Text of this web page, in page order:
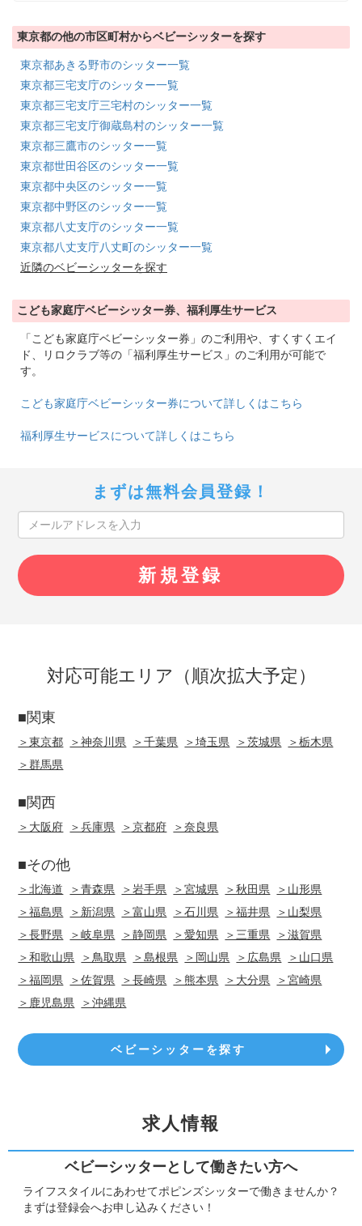
東京都の他の市区町村からベビーシッターを探す
東京都あきる野市のシッター一覧
東京都三宅支庁のシッター一覧
東京都三宅支庁三宅村のシッター一覧
東京都三宅支庁御蔵島村のシッター一覧
東京都三鷹市のシッター一覧
東京都世田谷区のシッター一覧
東京都中央区のシッター一覧
東京都中野区のシッター一覧
東京都八丈支庁のシッター一覧
東京都八丈支庁八丈町のシッター一覧
近隣のベビーシッターを探す
こども家庭庁ベビーシッター券、福利厚生サービス
「こども家庭庁ベビーシッター券」のご利用や、すくすくエイ
ド、リロクラブ等の「福利厚生サービス」のご利用が可能で
す。
こども家庭庁ベビーシッター券について詳しくはこちら
福利厚生サービスについて詳しくはこちら
まずは無料会員登録！
対応可能エリア（順次拡大予定）
■関東
＞東京都 ＞神奈川県 ＞千葉県 ＞埼玉県 ＞茨城県
＞栃木県
＞群馬県
■関西
＞大阪府 ＞兵庫県 ＞京都府 ＞奈良県
■その他
＞北海道 ＞青森県 ＞岩手県 ＞宮城県 ＞秋田県
＞山形県
＞福島県
＞新潟県 ＞富山県 ＞石川県 ＞福井県
＞山梨県
＞長野県
＞岐阜県 ＞静岡県 ＞愛知県 ＞三重県
＞滋賀県
＞和歌山県
＞鳥取県 ＞島根県 ＞岡山県 ＞広島県
＞山口県
＞福岡県
＞佐賀県 ＞長崎県 ＞熊本県 ＞大分県
＞宮崎県
＞鹿児島県
＞沖縄県
ベビーシッターを探す
求人情報
ベビーシッターとして働きたい方へ
ライフスタイルにあわせてポピンズシッターで働きませんか？
まずは登録会へお申し込みください！